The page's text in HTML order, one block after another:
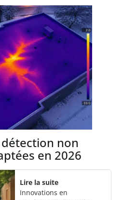
non
en 2026
Lire la suite
Innovations en